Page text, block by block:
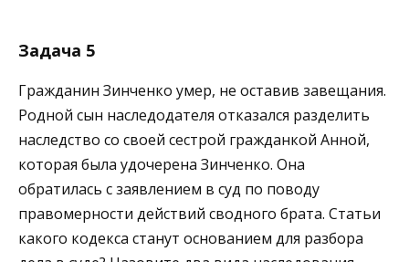
Задача 5
Гражданин Зинченко умер, не оставив завещания.
Родной сын наследодателя отказался разделить
наследство со своей сестрой гражданкой Анной,
которая была удочерена Зинченко. Она
обратилась с заявлением в суд по поводу
правомерности действий сводного брата. Статьи
какого кодекса станут основанием для разбора